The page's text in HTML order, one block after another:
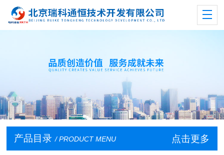
产品目录 / PRODUCT MENU 点击更多